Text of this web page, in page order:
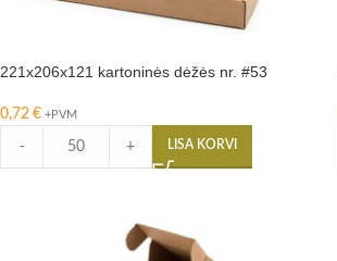
221x206x121 kartoninės dėžės nr. #53
0,72 € +PVM
- + LISA KORVI